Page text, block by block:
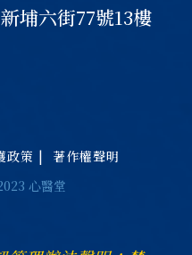
埔六街77號13樓
政策 | 著作權聲明
心醫堂